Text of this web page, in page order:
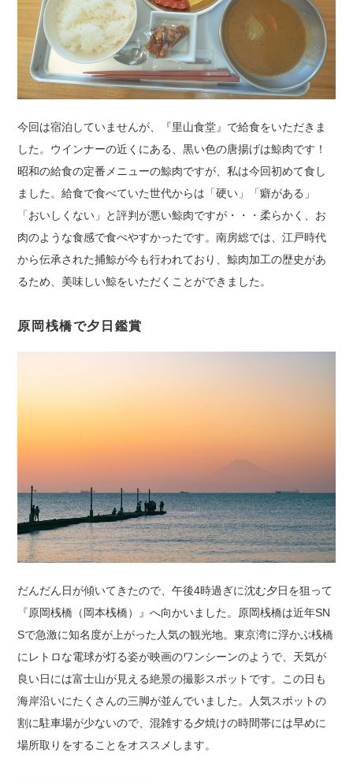
今回は宿泊していませんが、『里山食堂』で給食をいただきま
した。ウインナーの近くにある、黒い色の唐揚げは鯨肉です！
昭和の給食の定番メニューの鯨肉ですが、私は今回初めて食し
ました。給食で食べていた世代からは「硬い」「癖がある」
「おいしくない」と評判が悪い鯨肉ですが・・・柔らかく、お
肉のような食感で食べやすかったです。南房総では、江戸時代
から伝承された捕鯨が今も行われており、鯨肉加工の歴史があ
るため、美味しい鯨をいただくことができました。
原岡桟橋で夕日鑑賞
だんだん日が傾いてきたので、午後4時過ぎに沈む夕日を狙って
『原岡桟橋（岡本桟橋）』へ向かいました。原岡桟橋は近年SN
Sで急激に知名度が上がった人気の観光地。東京湾に浮かぶ桟橋
にレトロな電球が灯る姿が映画のワンシーンのようで、天気が
良い日には富士山が見える絶景の撮影スポットです。この日も
海岸沿いにたくさんの三脚が並んでいました。人気スポットの
割に駐車場が少ないので、混雑する夕焼けの時間帯には早めに
場所取りをすることをオススメします。